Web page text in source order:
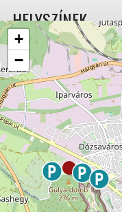
+
−
HELYSZÍNEK